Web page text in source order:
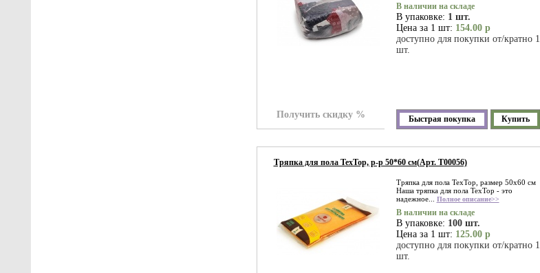
В наличии на складе
В упаковке: 1 шт.
Цена за 1 шт: 154.00 р
доступно для покупки от/кратно 1
шт.
Получить скидку % Быстрая покупка Купить
Тряпка для пола TexTop, р-р 50*60 см(Арт. Т00056)
Тряпка для пола TexTop, размер 50x60 см
Наша тряпка для пола TexTop - это
надежное... Полное описание>>
В наличии на складе
В упаковке: 100 шт.
Цена за 1 шт: 125.00 р
доступно для покупки от/кратно 1
шт.